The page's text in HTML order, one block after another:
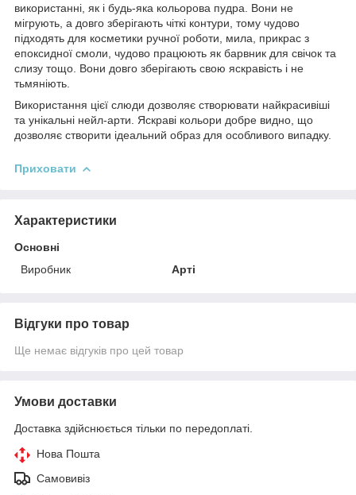
використанні, як і будь-яка кольорова пудра. Вони не
мігрують, а довго зберігають чіткі контури, тому чудово
підходять для косметики ручної роботи, мила, прикрас з
епоксидної смоли, чудово працюють як барвник для свічок та
слизу тощо. Вони довго зберігають свою яскравість і не
тьмяніють.
Використання цієї слюди дозволяє створювати найкрасивіші
та унікальні нейл-арти. Яскраві кольори добре видно, що
дозволяє створити ідеальний образ для особливого випадку.
Приховати
Характеристики
Основні
Виробник
Арті
Відгуки про товар
Ще немає відгуків про цей товар
Умови доставки
Доставка здійснюється тільки по передоплаті.
Нова Пошта
Самовивіз